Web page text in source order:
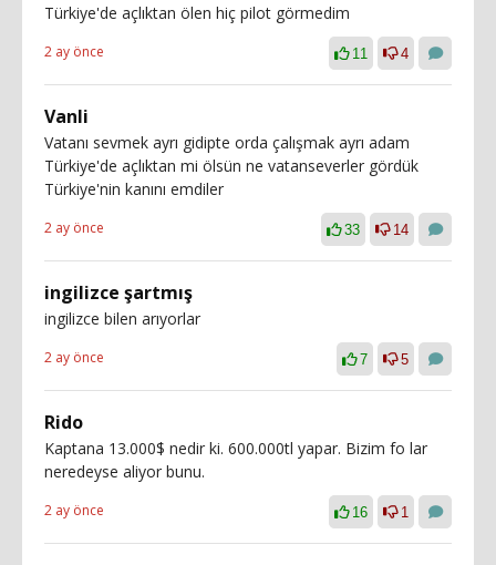
Türkiye'de açlıktan ölen hiç pilot görmedim
2 ay önce 11 4
Vanli
Vatanı sevmek ayrı gidipte orda çalışmak ayrı adam
Türkiye'de açlıktan mi ölsün ne vatanseverler gördük
Türkiye'nin kanını emdiler
2 ay önce 33 14
ingilizce şartmış
ingilizce bilen arıyorlar
2 ay önce 7 5
Rido
Kaptana 13.000$ nedir ki. 600.000tl yapar. Bizim fo lar
neredeyse aliyor bunu.
2 ay önce 16 1